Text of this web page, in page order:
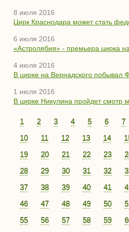
8 июля 2016
Цирк Краснодара может стать
6 июля 2016
«Астролябия» - премьера цирка
4 июля 2016
В цирке на Вернадского побывал
1 июля 2016
В цирке Никулина пройдет смотр
1 2 3 4 5 6 7
10
11 12 13 14
19
20 21 22 23
28
29 30 31 32
37
38 39 40 41
46
47 48 49 50
55
56 57 58 59